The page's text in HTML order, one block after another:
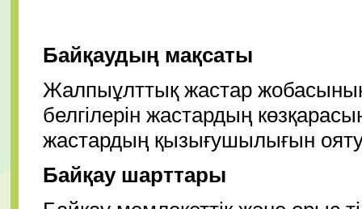
Байқаудың мақсаты
Жалпыұлттық жастар
белгілерін жастардың
жастардың қызығушылығын
Байқау шарттары